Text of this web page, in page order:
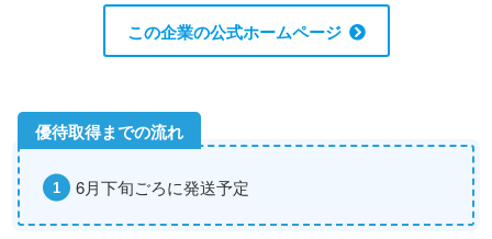
この企業の公式ホームページ
6月下旬ごろに発送予定